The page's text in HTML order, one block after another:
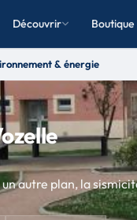
Découvrir Boutique
& énergie
autre plan, la